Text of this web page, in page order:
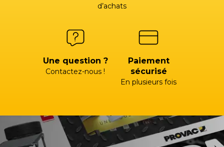
d’achats
Une question ?
Contactez-nous !
Paiement
sécurisé
En plusieurs fois